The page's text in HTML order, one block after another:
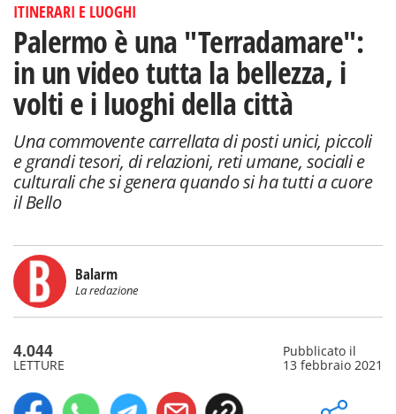
ITINERARI E LUOGHI
Palermo è una "Terradamare":
in un video tutta la bellezza, i
volti e i luoghi della città
Una commovente carrellata di posti unici, piccoli
e grandi tesori, di relazioni, reti umane, sociali e
culturali che si genera quando si ha tutti a cuore
il Bello
Balarm
La redazione
4.044
LETTURE
Pubblicato il
13 febbraio 2021